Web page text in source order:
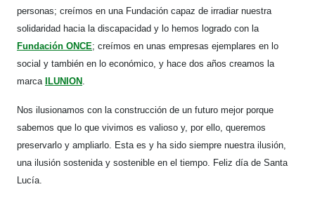
personas; creímos en una Fundación capaz de irradiar nuestra
solidaridad hacia la discapacidad y lo hemos logrado con la
Fundación ONCE; creímos en unas empresas ejemplares en lo
social y también en lo económico, y hace dos años creamos la
marca ILUNION .
Nos ilusionamos con la construcción de un futuro mejor porque
sabemos que lo que vivimos es valioso y, por ello, queremos
preservarlo y ampliarlo. Esta es y ha sido siempre nuestra ilusión,
una ilusión sostenida y sostenible en el tiempo. Feliz día de Santa
Lucía.